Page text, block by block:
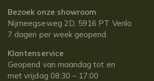
Bezoek onze showroom
Nijmeegseweg 2D, 5916 PT Venlo
7 dagen per week geopend.
Klantenservice
Geopend van maandag tot en
met vrijdag 08:30 – 17:00